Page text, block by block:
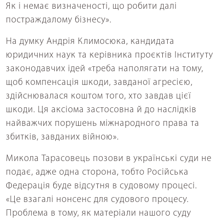
Як і немає визначеності, що робити далі
постраждалому бізнесу».
На думку Андрія Климосюка, кандидата
юридичних наук та керівника проєктів Інституту
законодавчих ідей «треба наполягати на тому,
щоб компенсація шкоди, завданої агресією,
здійснювалася коштом того, хто завдав цієї
шкоди. Ця аксіома застосовна й до наслідків
найважчих порушень міжнародного права та
збитків, завданих війною».
Микола Тарасовець позови в українські суди не
подає, адже одна сторона, тобто Російська
Федерація буде відсутня в судовому процесі.
«Це взагалі нонсенс для судового процесу.
Проблема в тому, як матеріали нашого суду